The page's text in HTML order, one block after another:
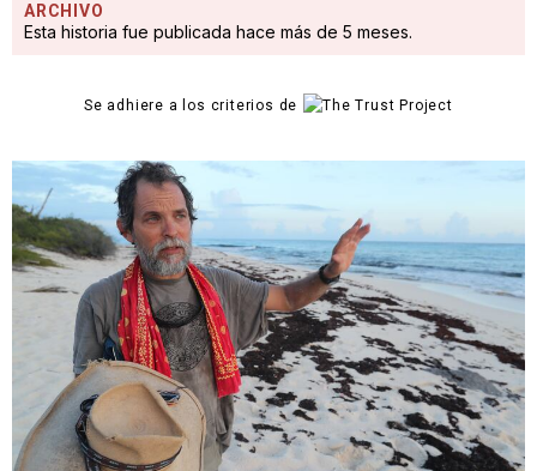
ARCHIVO
Esta historia fue publicada hace más de 5 meses.
Se adhiere a los criterios de